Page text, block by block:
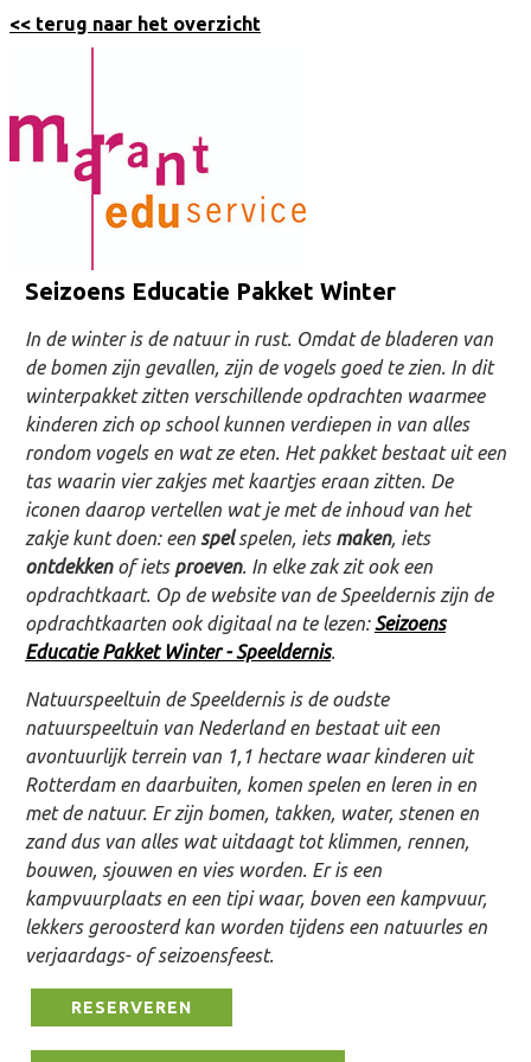
<< terug naar het overzicht
Seizoens Educatie Pakket Winter
In de winter is de natuur in rust. Omdat de bladeren van
de bomen zijn gevallen, zijn de vogels goed te zien. In dit
winterpakket zitten verschillende opdrachten waarmee
kinderen zich op school kunnen verdiepen in van alles
rondom vogels en wat ze eten. Het pakket bestaat uit een
tas waarin vier zakjes met kaartjes eraan zitten. De
iconen daarop vertellen wat je met de inhoud van het
zakje kunt doen: een spelspelen, iets maken, iets
ontdekkenof iets proeven. In elke zak zit ook een
opdrachtkaart. Op de website van de Speeldernis zijn de
opdrachtkaarten ook digitaal na te lezen:Seizoens
Educatie Pakket Winter - Speeldernis.
Natuurspeeltuin de Speeldernis is de oudste
natuurspeeltuin van Nederland en bestaat uit een
avontuurlijk terrein van 1,1 hectare waar kinderen uit
Rotterdam en daarbuiten, komen spelen en leren in en
met de natuur. Er zijn bomen, takken, water, stenen en
zand dus van alles wat uitdaagt tot klimmen, rennen,
bouwen, sjouwen en vies worden. Er is een
kampvuurplaats en een tipi waar, boven een kampvuur,
lekkers geroosterd kan worden tijdens een natuurles en
verjaardags- of seizoensfeest.
RESERVEREN